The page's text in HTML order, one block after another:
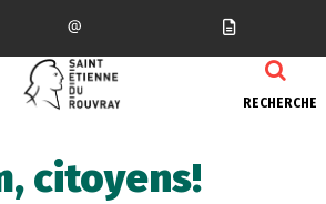
RECHERCHE
citoyens!